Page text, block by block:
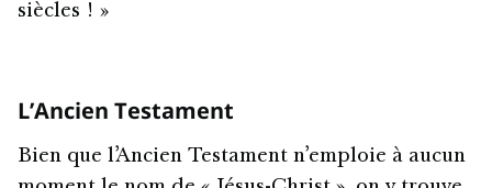
siècles ! »
L’Ancien Testament
Bien que l’Ancien Testament n’emploie à aucun